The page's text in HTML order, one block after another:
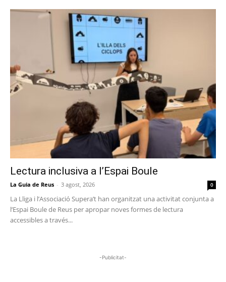
Lectura inclusiva a l’Espai Boule
La Guia de Reus - 3 agost, 2026 0
La Lliga i l’Associació Supera’t han organitzat una activitat conjunta a
l’Espai Boule de Reus per apropar noves formes de lectura
accessibles a través...
-Publicitat-